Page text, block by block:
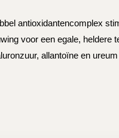
antioxidantencomplex
voor een egale, heldere
allantoïne en